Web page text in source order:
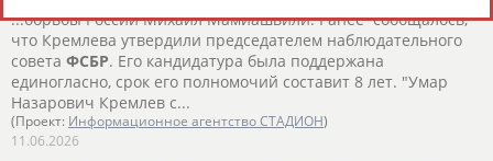
...борьбы России Михаил Мамиашвили. Ранее сообщалось,
что Кремлева утвердили председателем наблюдательного
совета ФСБР. Его кандидатура была поддержана
единогласно, срок его полномочий составит 8 лет. "Умар
Назарович Кремлев с...
(Проект: Информационное агентство СТАДИОН)
11.06.2026